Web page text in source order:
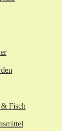
Fisch